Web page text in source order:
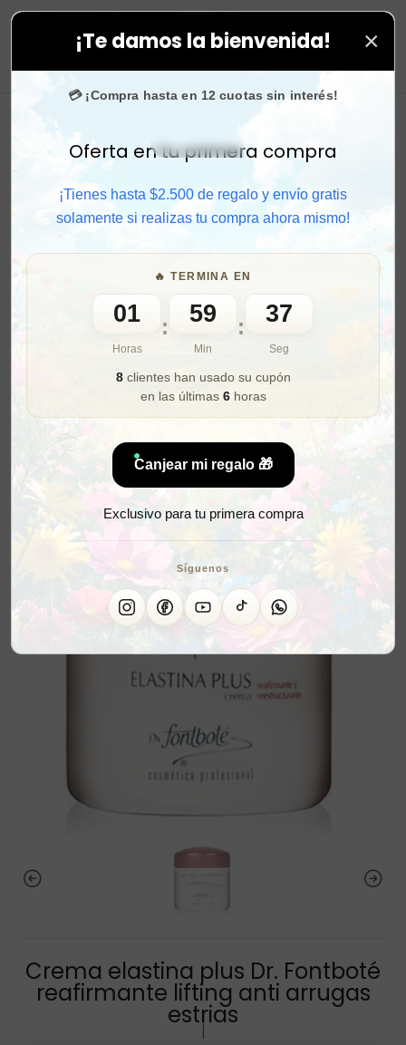
¡Te damos la bienvenida! ×
💳 ¡Compra hasta en 12 cuotas sin interés!
Activar sonido
Oferta en tu primera compra
¡Tienes hasta $2.500 de regalo y envío gratis
solamente si realizas tu compra ahora mismo!
🔥 TERMINA EN
01
Horas
: 59
Min
:
35
Seg
8clientes han usado su cupón
en las últimas 6horas
Canjear mi regalo 🎁
Exclusivo para tu primera compra
Síguenos
⚡ Compra rápido y aprovecha. 💙 +50.000
Crema elastina plus Dr. Fontboté
reafirmante lifting anti arrugas
estrias